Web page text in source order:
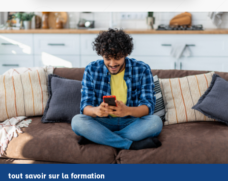
tout savoir sur la formation